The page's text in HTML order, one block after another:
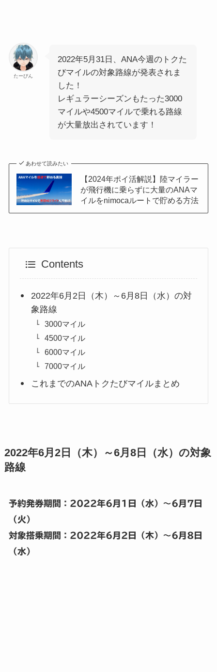
たーびん
2022年5月31日、ANA今週のトクた
びマイルの対象路線が発表されま
した！
レギュラーシーズンもたった3000
マイルや4500マイルで乗れる路線
が大量放出されています！
あわせて読みたい
【2024年ポイ活解説】陸マイラー
が飛行機に乗らずに大量のANAマ
イルをnimocaルートで貯める方法
Contents
2022年6月2日（木）～6月8日（水）の対
象路線
3000マイル
4500マイル
6000マイル
7000マイル
これまでのANAトクたびマイルまとめ
2022年6月2日（木）～6月8日（水）の対象
路線
予約発券期間：2022年6月1日
（水）～6月7日
（火）
対象搭乗期間：2022年6月2日（木）～6月8日
（水）